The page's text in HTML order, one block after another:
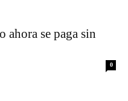
ahora se paga sin
0